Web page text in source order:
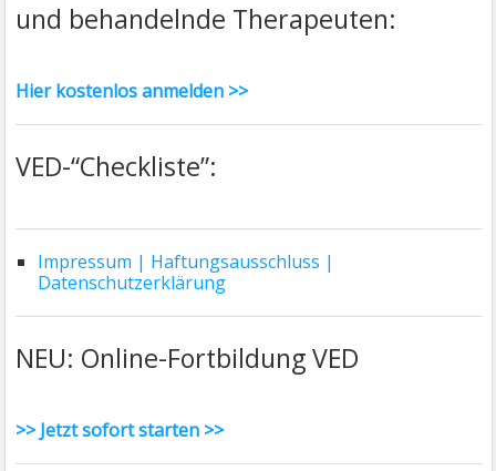
und behandelnde Therapeuten:
Hier kostenlos anmelden >>
VED-“Checkliste”:
Impressum | Haftungsausschluss |
Datenschutzerklärung
NEU: Online-Fortbildung VED
>> Jetzt sofort starten >>